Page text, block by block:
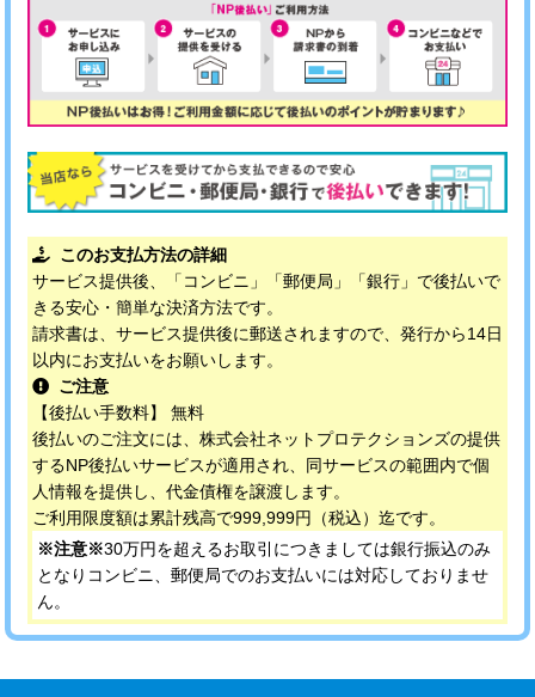
このお支払方法の詳細
サービス提供後、「コンビニ」「郵便局」「銀行」で後払いで
きる安心・簡単な決済方法です。
請求書は、サービス提供後に郵送されますので、発行から14日
以内にお支払いをお願いします。
ご注意
【後払い手数料】 無料
後払いのご注文には、株式会社ネットプロテクションズの提供
するNP後払いサービスが適用され、同サービスの範囲内で個
人情報を提供し、代金債権を譲渡します。
ご利用限度額は累計残高で999,999円（税込）迄です。
※注意※30万円を超えるお取引につきましては銀行振込のみ
となりコンビニ、郵便局でのお支払いには対応しておりませ
ん。